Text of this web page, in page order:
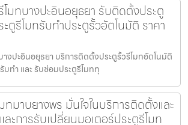
โมทบางปะอินอยุธยา รับติดตั้งประตู
ตูรีโมทรับทำประตูรั้วอัตโนมัติ ราคา
างปะอินอยุธยา บริการติดตั้งประตูรั้วรีโมทอัตโนมัติ
บทำ และ รับซ่อมประตูรีโมททุ
มาบยางพร มั่นใจในบริการติดตั้งและ
ะการรับเปลี่ยนมอเตอร์ประตูรีโมท